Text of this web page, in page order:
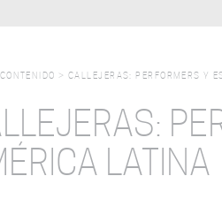
CONTENIDO >CALLEJERAS: PERFORMERS Y
LATINA